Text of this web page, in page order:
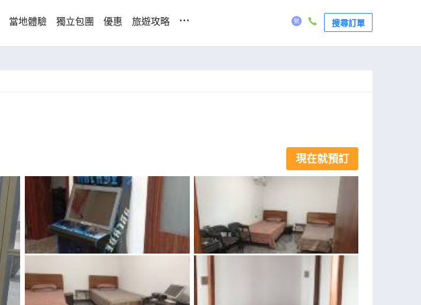
當地體驗 獨立包團 優惠 旅遊攻略 ... 搜尋訂單
現在就預訂